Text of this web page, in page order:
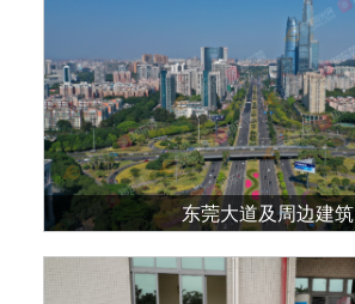
东莞大道及周边建筑